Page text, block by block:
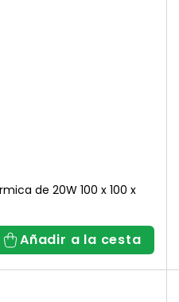
de 20W 100 x 100 x
Añadir a la cesta